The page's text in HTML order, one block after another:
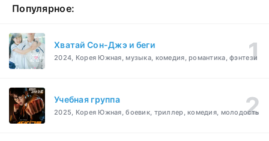
Популярное:
Хватай Сон-Джэ и беги
2024, Корея Южная, музыка, комедия, романтика, фэнтези
Учебная группа
2025, Корея Южная, боевик, триллер, комедия, молодость